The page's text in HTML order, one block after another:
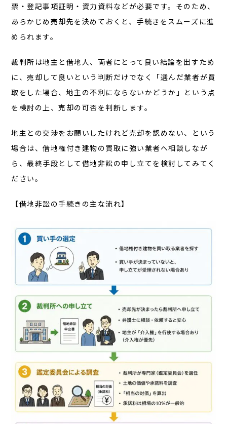
票・登記事項証明・資力資料などが必要です。そのため、
あらかじめ売却先を決めておくと、手続きをスムーズに進
められます。
裁判所は地主と借地人、両者にとって良い結論を出すため
に、売却して良いという判断だけでなく「選んだ業者が買
取をした場合、地主の不利にならないかどうか」という点
を検討の上、売却の可否を判断します。
地主との交渉をお願いしたけれど売却を認めない、という
場合は、借地権付き建物の買取に強い業者へ相談しなが
ら、最終手段として借地非訟の申し立てを検討してみてく
ださい。
【借地非訟の手続きの主な流れ】